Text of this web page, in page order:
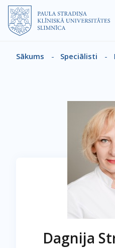
Pārlekt uz galveno saturu
Atpakaļceļš
Sākums - Speciālisti -
Dagnija